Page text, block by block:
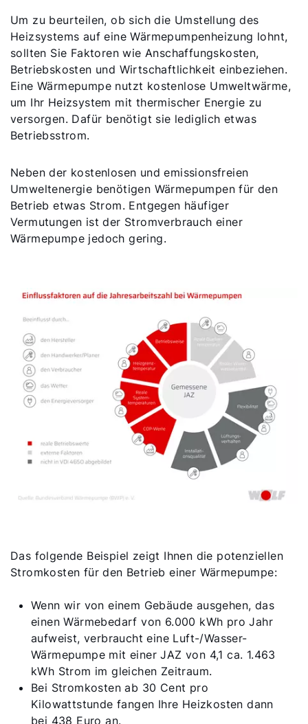
Um zu beurteilen, ob sich die Umstellung des
Heizsystems auf eine Wärmepumpenheizung lohnt,
sollten Sie Faktoren wie Anschaffungskosten,
Betriebskosten und Wirtschaftlichkeit einbeziehen.
Eine Wärmepumpe nutzt kostenlose Umweltwärme,
um Ihr Heizsystem mit thermischer Energie zu
versorgen. Dafür benötigt sie lediglich etwas
Betriebsstrom.
Neben der kostenlosen und emissionsfreien
Umweltenergie benötigen Wärmepumpen für den
Betrieb etwas Strom. Entgegen häufiger
Vermutungen ist der Stromverbrauch einer
Wärmepumpe jedoch gering.
Das folgende Beispiel zeigt Ihnen die potenziellen
Stromkosten für den Betrieb einer Wärmepumpe:
Wenn wir von einem Gebäude ausgehen, das
einen Wärmebedarf von 6.000 kWh pro Jahr
aufweist, verbraucht eine Luft-/Wasser-
Wärmepumpe mit einer JAZ von 4,1 ca. 1.463
kWh Strom im gleichen Zeitraum.
Bei Stromkosten ab 30 Cent pro
Kilowattstunde fangen Ihre Heizkosten dann
bei 438 Euro an.